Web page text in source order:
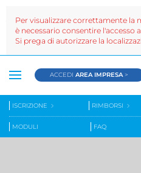
ACCEDIAREA IMPRESA >
ISCRIZIONE RIMBORSI
MODULI FAQ
Per visualizzare correttamente la
è necessario consentire l'accesso
Si prega di autorizzare la